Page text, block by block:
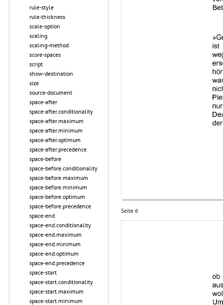
rule-style
rule-thickness
scale-option
scaling
scaling-method
score-spaces
script
show-destination
size
source-document
space-after
space-after.conditionality
space-after.maximum
space-after.minimum
space-after.optimum
space-after.precedence
space-before
space-before.conditionality
space-before.maximum
space-before.minimum
space-before.optimum
space-before.precedence
space-end
space-end.conditionality
space-end.maximum
space-end.minimum
space-end.optimum
space-end.precedence
space-start
space-start.conditionality
space-start.maximum
space-start.minimum
Seite 6